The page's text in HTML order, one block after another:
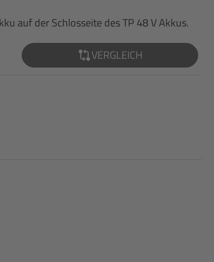
auf der Schlosseite des TP 48 V Akkus.
VERGLEICH